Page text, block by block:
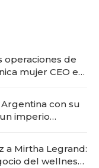
operaciones de
mujer CEO en
con su
imperio
a Mirtha Legrand:
del wellness